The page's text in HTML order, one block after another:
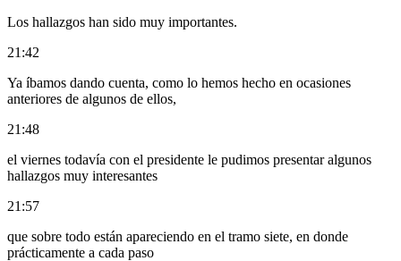
Los hallazgos han sido muy importantes.
21:42
Ya íbamos dando cuenta, como lo hemos hecho en ocasiones
anteriores de algunos de ellos,
21:48
el viernes todavía con el presidente le pudimos presentar algunos
hallazgos muy interesantes
21:57
que sobre todo están apareciendo en el tramo siete, en donde
prácticamente a cada paso